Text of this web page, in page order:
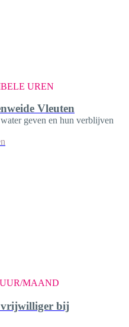
UREN
Vleuten
geven en hun verblijven
MAAND
vrijwilliger bij